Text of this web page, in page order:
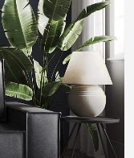
диваны
в стиле лофт
Зеленые диваны